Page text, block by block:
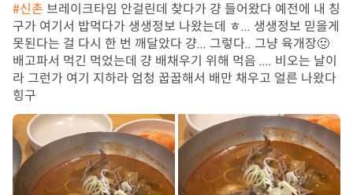
#신촌 브레이크타임 안걸린데 찾다가 걍 들어왔다 예전에 내 칭
구가 여기서 밥먹다가 생생정보 나왔는데 ㅎ... 생생정보 믿을게
못된다는 걸 다시 한 번 깨달았다 걍... 그렇다.. 그냥 육개장🤢
배고파서 먹긴 먹었는데 걍 배채우기 위해 먹음 .... 비오는 날이
라 그런가 여기 지하라 엄청 꿉꿉해서 배만 채우고 얼른 나왔다
힝구